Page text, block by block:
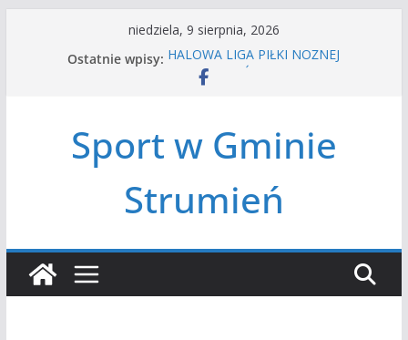
niedziela, 9 sierpnia, 2026
Ostatnie wpisy: HALOWA LIGA PIŁKI NOŻNEJ
LATO W MIEŚCIE’2026
Czwórbój lekkoatletyczny
Sport w Gminie
Strumień